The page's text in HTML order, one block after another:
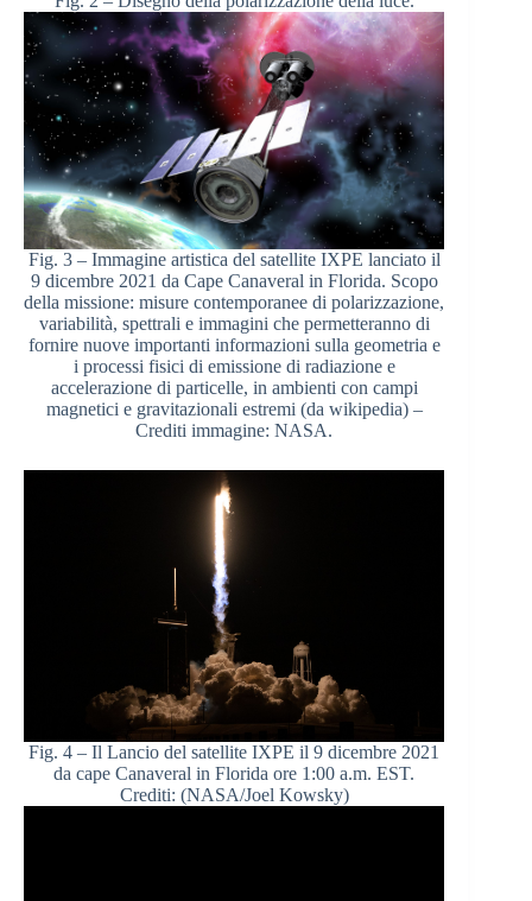
Fig. 3 – Immagine artistica del satellite IXPE lanciato il
9 dicembre 2021 da Cape Canaveral in Florida. Scopo
della missione: misure contemporanee di polarizzazione,
variabilità, spettrali e immagini che permetteranno di
fornire nuove importanti informazioni sulla geometria e
i processi fisici di emissione di radiazione e
accelerazione di particelle, in ambienti con campi
magnetici e gravitazionali estremi (da wikipedia) –
Crediti immagine: NASA.
Fig. 4 – Il Lancio del satellite IXPE il 9 dicembre 2021
da cape Canaveral in Florida ore 1:00 a.m. EST.
Crediti: (NASA/Joel Kowsky)